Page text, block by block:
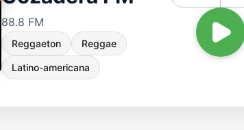
88.8 FM
Reggaeton Reggae
Latino-americana